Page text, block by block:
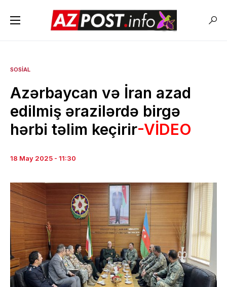
SOSIAL
Azərbaycan və İran azad
edilmiş ərazilərdə birgə
hərbi təlim keçirir-VİDEO
18 May 2025 - 11:30